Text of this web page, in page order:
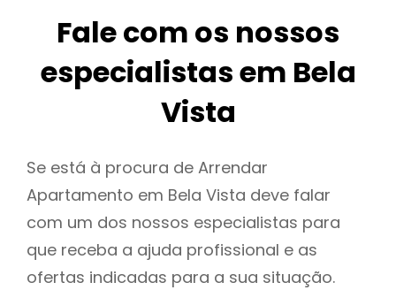
Fale com os nossos
especialistas em Bela
Vista
Se está à procura de Arrendar
Apartamento em Bela Vista deve falar
com um dos nossos especialistas para
que receba a ajuda profissional e as
ofertas indicadas para a sua situação.